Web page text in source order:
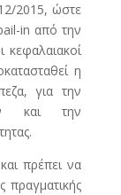
2015, ώστε
in από την
η
για την
και την
πρέπει να
πραγματικής